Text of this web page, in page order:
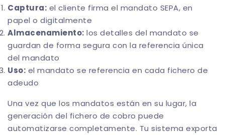
Captura: el cliente firma el mandato SEPA, en
papel o digitalmente
Almacenamiento: los detalles del mandato se
guardan de forma segura con la referencia única
del mandato
Uso: el mandato se referencia en cada fichero de
adeudo
Una vez que los mandatos están en su lugar, la
generación del fichero de cobro puede
automatizarse completamente. Tu sistema exporta